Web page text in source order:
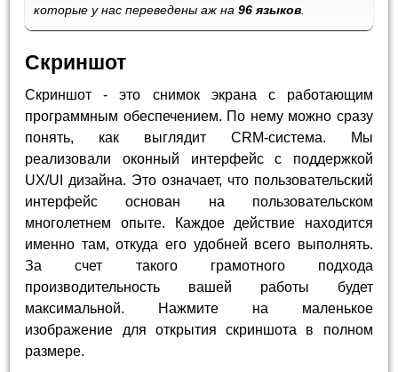
которые у нас переведены аж на96 языков
Скриншот
Скриншот - это снимок экрана с работающим
программным обеспечением. По нему можно сразу
понять, как выглядит CRM-система. Мы
реализовали оконный интерфейс с поддержкой
UX/UI дизайна. Это означает, что пользовательский
интерфейс основан на пользовательском
многолетнем опыте. Каждое действие находится
именно там, откуда его удобней всего выполнять.
За счет такого грамотного подхода
производительность вашей работы будет
максимальной. Нажмите на маленькое
изображение для открытия скриншота в полном
размере.